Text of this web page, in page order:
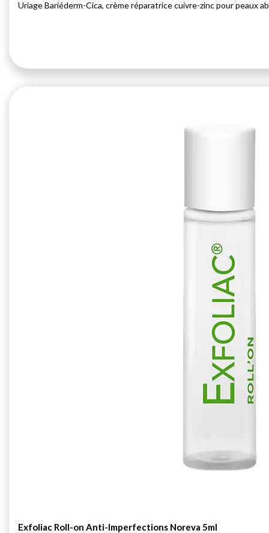
Uriage Bariéderm-Cica, crème réparatrice cuivre-zinc pour peaux
Exfoliac Roll-on Anti-Imperfections Noreva 5ml